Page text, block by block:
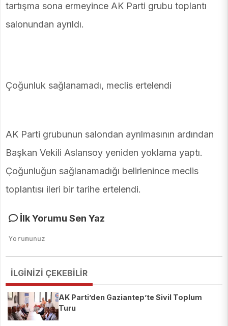
tartışma sona ermeyince AK Parti grubu toplantı
salonundan ayrıldı.
Çoğunluk sağlanamadı, meclis ertelendi
AK Parti grubunun salondan ayrılmasının ardından
Başkan Vekili Aslansoy yeniden yoklama yaptı.
Çoğunluğun sağlanamadığı belirlenince meclis
toplantısı ileri bir tarihe ertelendi.
İlk Yorumu Sen Yaz
İLGİNİZİ ÇEKEBİLİR
AK Parti’den Gaziantep’te Sivil Toplum
Turu